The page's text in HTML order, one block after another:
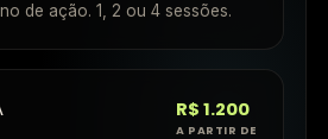
de ação. 1, 2 ou 4 sessões.
R$ 1.200
A PARTIR DE